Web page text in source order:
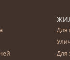
Для
Для